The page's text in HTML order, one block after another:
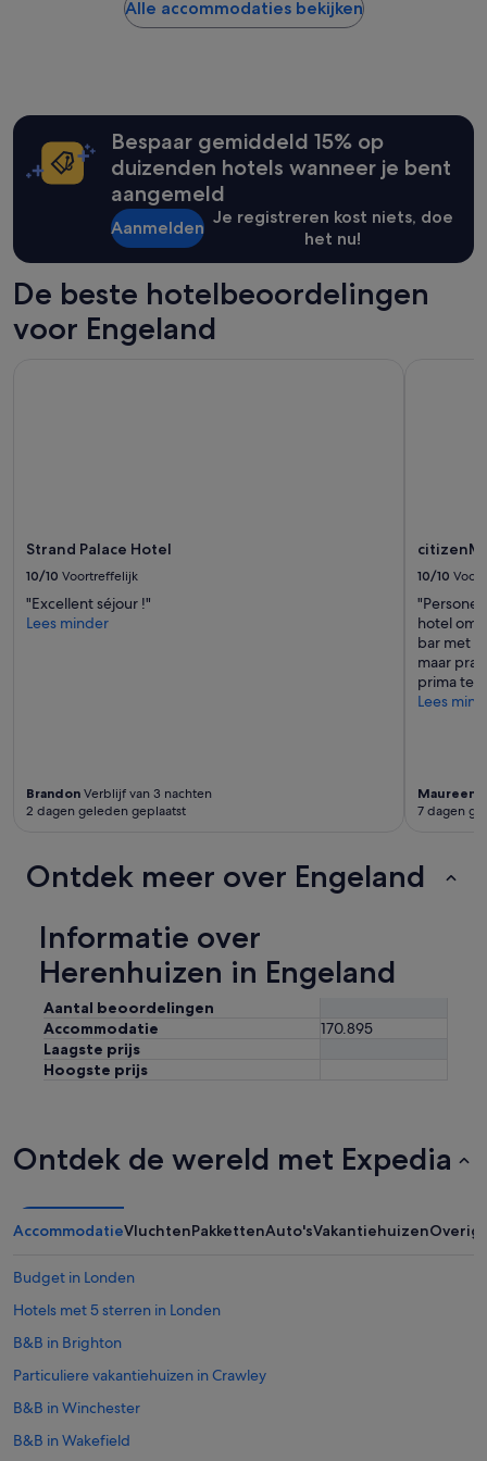
op
basis
een
nacht
voor
2
volwassenen.
Prijzen
Alle accommodaties bekijken
Bespaar gemiddeld 15% op
duizenden hotels wanneer je bent
aangemeld
Aanmelden
Je registreren kost niets, doe
het nu!
De beste hotelbeoordelingen
voor Engeland
Strand Palace Hotel
10/10 Voortreffelijk
"Excellent séjour !"
Lees minder
Brandon Verblijf van 3 nachten
2 dagen geleden geplaatst
citizenM
10/10
hotel om
bar met
maar
prima te
Lees
Maureen
7 dagen
Ontdek meer over Engeland
Informatie over
Herenhuizen in Engeland
Aantal beoordelingen
Accommodatie
170.895
Laagste prijs
Hoogste prijs
Ontdek de wereld met Expedia
AccommodatieVluchtenPakkettenAuto'sVakantiehuizenOverig
Budget in Londen
Hotels met 5 sterren in Londen
B&B in Brighton
Particuliere vakantiehuizen in Crawley
B&B in Winchester
B&B in Wakefield